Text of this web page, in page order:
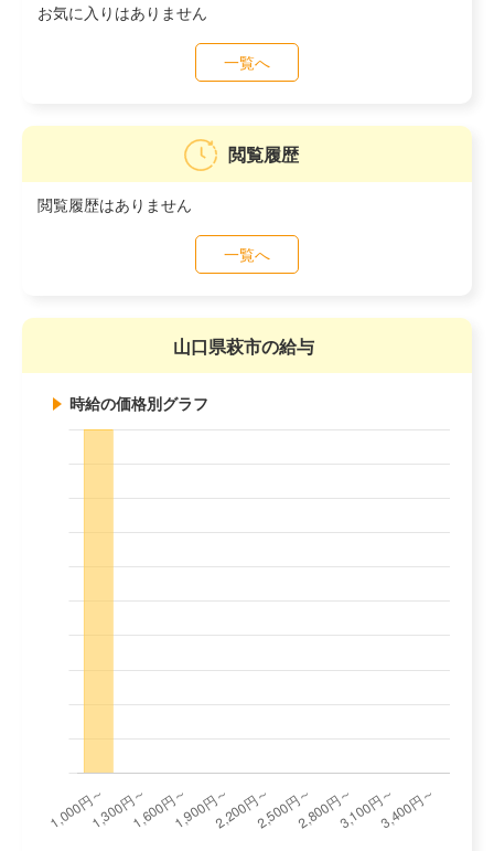
お気に入りはありません
一覧へ
閲覧履歴
閲覧履歴はありません
一覧へ
山口県萩市の給与
時給の価格別グラフ